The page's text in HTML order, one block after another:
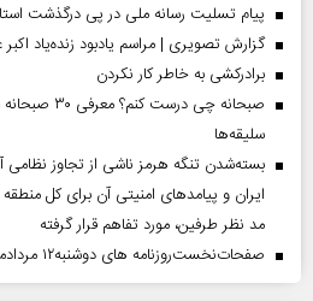
پیام تسلیت رسانه ملی در پی درگذشت استاد
گزارش تصویری | مراسم یادبود زنده‌یاد
برادرکشی به خاطر کار نکردن
صبحانه چی
سلیقه‌ها
بسته‌شدن تنگه هرمز ناشی از تجاوز نظامی
ایران و پیامد‌های امنیتی آن برای کل
مد نظر طرفین، مورد تفاهم قرار گرفته
صفحات‌نخست‌روزنامه ها‌ی دوشنبه‌۱۲ مردادماه